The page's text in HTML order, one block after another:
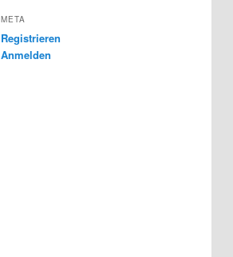
META
Registrieren
Anmelden